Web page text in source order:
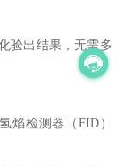
验出结果，无需多
焰检测器（FID）